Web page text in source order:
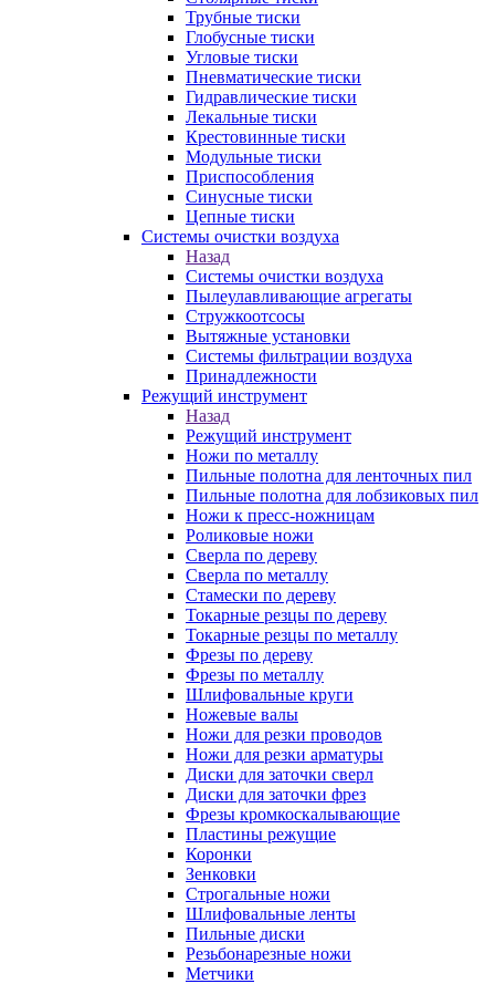
Трубные тиски
Глобусные тиски
Угловые тиски
Пневматические тиски
Гидравлические тиски
Лекальные тиски
Крестовинные тиски
Модульные тиски
Приспособления
Синусные тиски
Цепные тиски
Системы очистки воздуха
Назад
Системы очистки воздуха
Пылеулавливающие агрегаты
Стружкоотсосы
Вытяжные установки
Системы фильтрации воздуха
Принадлежности
Режущий инструмент
Назад
Режущий инструмент
Ножи по металлу
Пильные полотна для ленточных пил
Пильные полотна для лобзиковых пил
Ножи к пресс-ножницам
Роликовые ножи
Сверла по дереву
Сверла по металлу
Стамески по дереву
Токарные резцы по дереву
Токарные резцы по металлу
Фрезы по дереву
Фрезы по металлу
Шлифовальные круги
Ножевые валы
Ножи для резки проводов
Ножи для резки арматуры
Диски для заточки сверл
Диски для заточки фрез
Фрезы кромкоскалывающие
Пластины режущие
Коронки
Зенковки
Строгальные ножи
Шлифовальные ленты
Пильные диски
Резьбонарезные ножи
Метчики